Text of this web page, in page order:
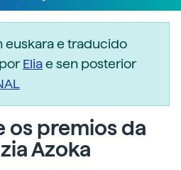
euskara e traducido
Eliae sen posterior
os premios da
Azoka